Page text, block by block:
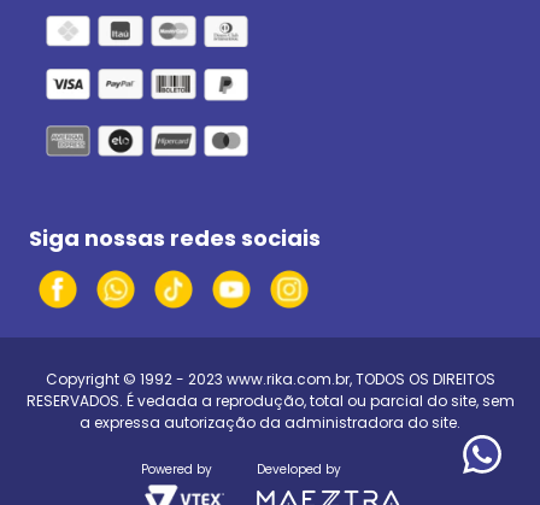
Siga nossas redes sociais
Copyright © 1992 - 2023 www.rika.com.br, TODOS OS DIREITOS
RESERVADOS. É vedada a reprodução, total ou parcial do site, sem
a expressa autorização da administradora do site.
Powered by Developed by